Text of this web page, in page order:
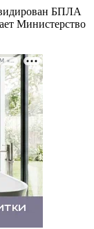
БПЛА
Министерство
РЕКЛАМА • ООО СТРОИТЕЛЬНЫЙ ТОРГОВЫЙ ДОМ «ПЕТРОВИЧ». ИНН: 7802348846